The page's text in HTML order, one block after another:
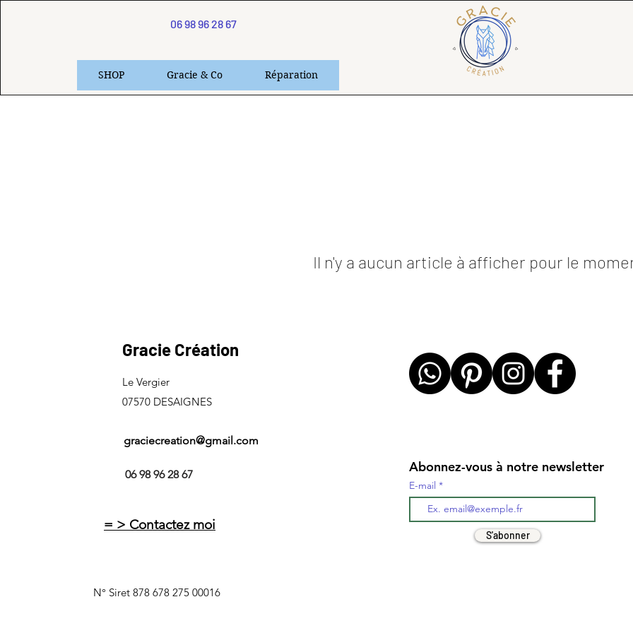
06 98 96 28 67
SHOP Gracie & Co Réparation
Il n'y a aucun article à afficher pour le
Gracie Création
Le Vergier
07570 DESAIGNES
graciecreation@gmail.com
06 98 96 28 67
= > Contactez moi
N° Siret 878 678 275 00016
Abonnez-vous à notre newsletter
E-mail
S'abonner